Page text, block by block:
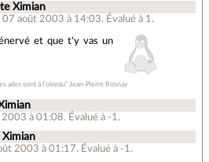
Ximian
07 août 2003 à 14:03. Évalué à 1 .
et que t'y vas un
ailes sont à l'oiseau" Jean-Pierre Rosnay
2003 à 01:08.Évalué à -1.
Ximian
2003 à 01:17. Évalué à -1.